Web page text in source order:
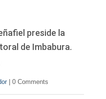
preside la
de Imbabura.
0 Comments